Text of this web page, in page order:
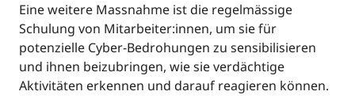
Eine weitere Massnahme ist die regelmässige
Schulung von Mitarbeiter:innen, um sie für
potenzielle Cyber-Bedrohungen zu sensibilisieren
und ihnen beizubringen, wie sie verdächtige
Aktivitäten erkennen und darauf reagieren können.